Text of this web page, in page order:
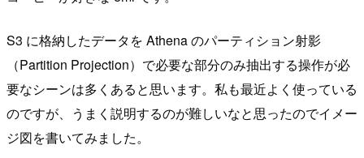
S3 に格納したデータを Athena のパーティション射影
（Partition Projection）で必要な部分のみ抽出する操作が必
要なシーンは多くあると思います。私も最近よく使っている
のですが、うまく説明するのが難しいなと思ったのでイメー
ジ図を書いてみました。